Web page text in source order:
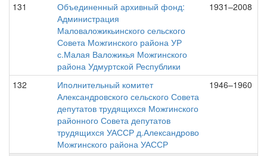
131
Объединенный архивный фонд:
Администрация
Маловаложикьинского сельского
Совета Можгинского района УР
с.Малая Валожикья Можгинского
района Удмуртской Республики
1931–2008
132
Иполнительный комитет
Александровского сельского Совета
депутатов трудящихся Можгинского
районного Совета депутатов
трудящихся УАССР д.Александрово
Можгинского района УАССР
1946–1960